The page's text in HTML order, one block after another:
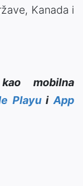
Kanada i
mobilna
PlayuiApp